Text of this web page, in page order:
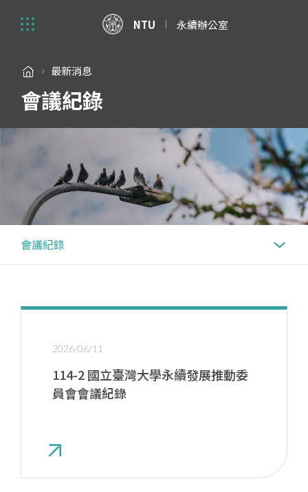
NTU 永續辦公室
最新消息
會議紀錄
會議紀錄
會議紀錄2026/06/11
114-2 國立臺灣大學永續發展推動委
員會會議紀錄